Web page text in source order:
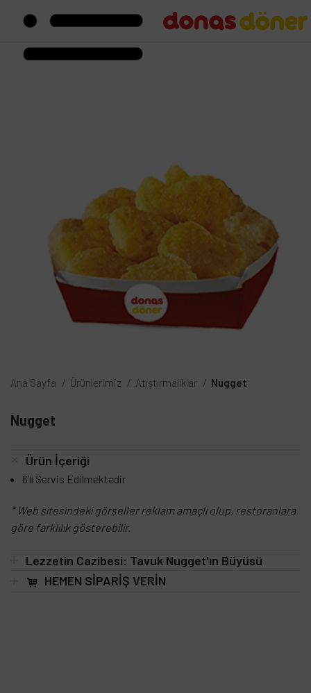
Ana Sayfa Ürünlerimiz Atıştırmalıklar Nugget
Nugget
Ürün İçeriği
6’lı Servis Edilmektedir
* Web sitesindeki görseller reklam amaçlı olup, restoranlara
göre farklılık gösterebilir.
Lezzetin Cazibesi: Tavuk Nugget'ın Büyüsü
HEMEN SİPARİŞ VERİN